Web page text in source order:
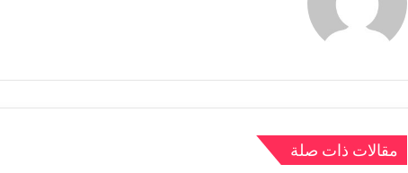
مقالات ذات صلة